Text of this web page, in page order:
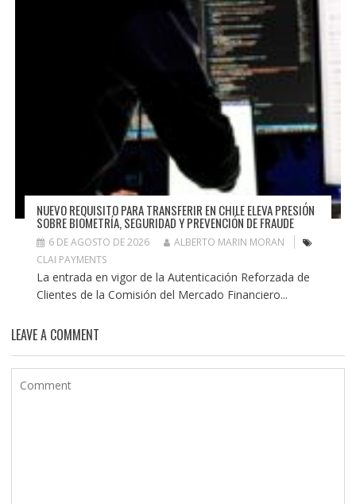
NUEVO REQUISITO PARA TRANSFERIR EN CHILE ELEVA PRESIÓN
SOBRE BIOMETRÍA, SEGURIDAD Y PREVENCIÓN DE FRAUDE
6 DE AGOSTO DE 2026
ALBERTO MARIN MORAN
CLAI PAYMENTS
La entrada en vigor de la Autenticación Reforzada de
Clientes de la Comisión del Mercado Financiero...
LEAVE A COMMENT